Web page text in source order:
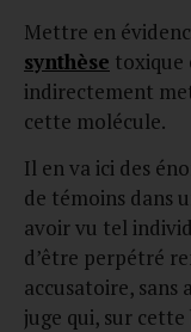
Mettre en
synthèse toxique
indirectement
cette molécule.
Il en va ici des
de témoins dans
avoir vu tel
d’être perpétré
accusatoire, sans
juge qui, sur